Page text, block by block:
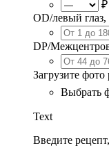
₽
OD/левый
DP/
Загрузите фото
Выбрать
Text
Введите